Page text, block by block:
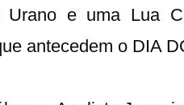
e uma Lua
antecedem o DIA